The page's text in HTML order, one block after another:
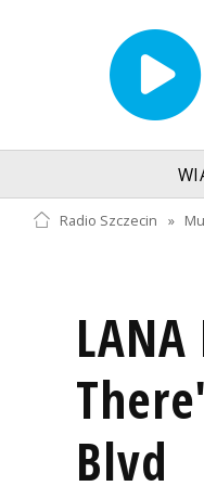
Radio Szczecin »
Blvd